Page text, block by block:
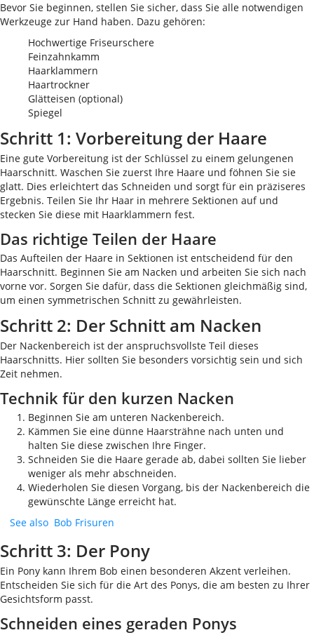
Bevor Sie beginnen, stellen Sie sicher, dass Sie alle notwendigen
Werkzeuge zur Hand haben. Dazu gehören:
Hochwertige Friseurschere
Feinzahnkamm
Haarklammern
Haartrockner
Glätteisen (optional)
Spiegel
Schritt 1: Vorbereitung der Haare
Eine gute Vorbereitung ist der Schlüssel zu einem gelungenen
Haarschnitt. Waschen Sie zuerst Ihre Haare und föhnen Sie sie
glatt. Dies erleichtert das Schneiden und sorgt für ein präziseres
Ergebnis. Teilen Sie Ihr Haar in mehrere Sektionen auf und
stecken Sie diese mit Haarklammern fest.
Das richtige Teilen der Haare
Das Aufteilen der Haare in Sektionen ist entscheidend für den
Haarschnitt. Beginnen Sie am Nacken und arbeiten Sie sich nach
vorne vor. Sorgen Sie dafür, dass die Sektionen gleichmäßig sind,
um einen symmetrischen Schnitt zu gewährleisten.
Schritt 2: Der Schnitt am Nacken
Der Nackenbereich ist der anspruchsvollste Teil dieses
Haarschnitts. Hier sollten Sie besonders vorsichtig sein und sich
Zeit nehmen.
Technik für den kurzen Nacken
Beginnen Sie am unteren Nackenbereich.
Kämmen Sie eine dünne Haarsträhne nach unten und
halten Sie diese zwischen Ihre Finger.
Schneiden Sie die Haare gerade ab, dabei sollten Sie lieber
weniger als mehr abschneiden.
Wiederholen Sie diesen Vorgang, bis der Nackenbereich die
gewünschte Länge erreicht hat.
See also Bob Frisuren
Schritt 3: Der Pony
Ein Pony kann Ihrem Bob einen besonderen Akzent verleihen.
Entscheiden Sie sich für die Art des Ponys, die am besten zu Ihrer
Gesichtsform passt.
Schneiden eines geraden Ponys